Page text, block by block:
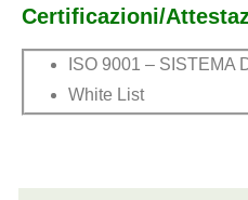
Certificazioni/
ISO 9001 – SISTEMA
White List